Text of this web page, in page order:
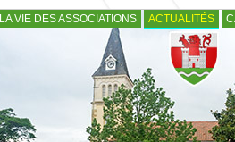
LA VIE DES ASSOCIATIONS ACTUALITÉS